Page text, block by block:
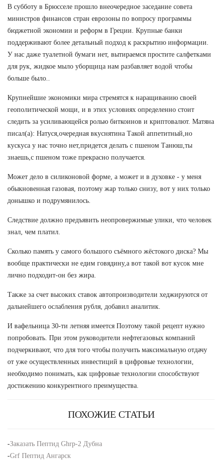
В субботу в Брюсселе прошло внеочередное заседание совета
министров финансов стран еврозоны по вопросу программы
бюджетной экономии и реформ в Греции. Крупные банки
поддерживают более детальный подход к раскрытию информации.
У нас даже туалетной бумаги нет, вытираемся простите салфетками
для рук, жидкое мыло уборщица нам разбавляет водой чтобы
больше было..
Крупнейшие экономики мира стремятся к наращиванию своей
геополитической мощи, и в этих условиях определенно стоит
следить за усиливающейся ролью биткоинов и криптовалют. Матяна
писал(а): Натуся,очередная вкуснятина Такой аппетитный,но
кускуса у нас точно нет,придется делать с пшеном Танюш,ты
знаешь,с пшеном тоже прекрасно получается.
Может дело в силиконовой форме, а может и в духовке - у меня
обыкновенная газовая, поэтому жар только снизу, вот у них только
донышко и подрумянилось.
Следствие должно предъявить неопровержимые улики, что человек
знал, чем платил.
Сколько память у самого большого съёмного жёстокого диска? Мы
вообще практически не едим говядину,а вот такой вот кусок мне
лично подходит-он без жира.
Также за счет высоких ставок автопроизводители хеджируются от
дальнейшего ослабления рубля, добавил аналитик.
И вафельница 30-ти летняя имеется Поэтому такой рецепт нужно
попробовать. При этом руководители нефтегазовых компаний
подчеркивают, что для того чтобы получить максимальную отдачу
от уже осуществленных инвестиций в цифровые технологии,
необходимо понимать, как цифровые технологии способствуют
достижению конкурентного преимущества.
ПОХОЖИЕ СТАТЬИ
-Заказать Пептид Ghrp-2 Дубна
-Grf Пептид Ангарск